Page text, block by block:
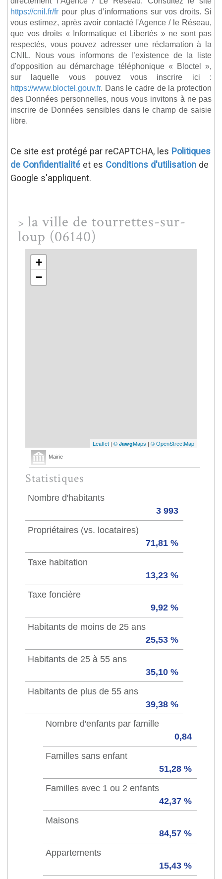
https://cnil.fr/fr pour plus d’informations sur vos droits. Si
vous estimez, après avoir contacté l'Agence / le Réseau,
que vos droits « Informatique et Libertés » ne sont pas
respectés, vous pouvez adresser une réclamation à la
CNIL. Nous vous informons de l’existence de la liste
d'opposition au démarchage téléphonique « Bloctel »,
sur laquelle vous pouvez vous inscrire ici :
https://www.bloctel.gouv.fr. Dans le cadre de la protection
des Données personnelles, nous vous invitons à ne pas
inscrire de Données sensibles dans le champ de saisie
libre.
Ce site est protégé par reCAPTCHA, les Politiques
de Confidentialité et es Conditions d'utilisation de
Google s'appliquent.
> la ville de tourrettes-sur-
loup (06140)
+
−
Leaflet | © JawgMaps | © OpenStreetMap
Mairie
Statistiques
Nombre d'habitants
3 993
Propriétaires (vs. locataires)
71,81 %
Taxe habitation
13,23 %
Taxe foncière
9,92 %
Habitants de moins de 25 ans
25,53 %
Habitants de 25 à 55 ans
35,10 %
Habitants de plus de 55 ans
39,38 %
Nombre d'enfants par famille
0,84
Familles sans enfant
51,28 %
Familles avec 1 ou 2 enfants
42,37 %
Maisons
84,57 %
Appartements
15,43 %